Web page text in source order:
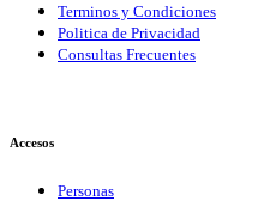
Terminos y Condiciones
Politica de Privacidad
Consultas Frecuentes
Accesos
Personas